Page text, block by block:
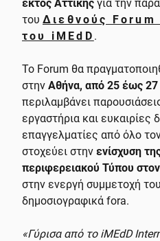
εκτός Αττικής για την
του Διεθνούς Forum
του iMEdD .
Το Forum θα
στην Αθήνα, από 25 έως 27
περιλαμβάνει
εργαστήρια και ευκαιρίες
επαγγελματίες από όλο
στοχεύει στην ενίσχυση
περιφερειακού Τύπου
στην ενεργή συμμετοχή
δημοσιογραφικά fora.
«Γύρισα από το iMEdD